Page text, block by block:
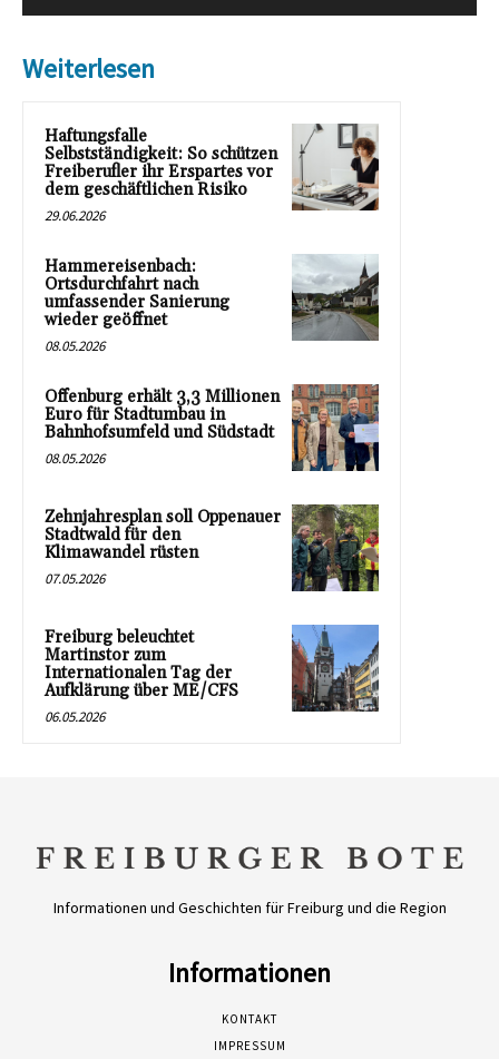
Weiterlesen
Haftungsfalle
Selbstständigkeit: So schützen
Freiberufler ihr Erspartes vor
dem geschäftlichen Risiko
29.06.2026
Hammereisenbach:
Ortsdurchfahrt nach
umfassender Sanierung
wieder geöffnet
08.05.2026
Offenburg erhält 3,3 Millionen
Euro für Stadtumbau in
Bahnhofsumfeld und Südstadt
08.05.2026
Zehnjahresplan soll Oppenauer
Stadtwald für den
Klimawandel rüsten
07.05.2026
Freiburg beleuchtet
Martinstor zum
Internationalen Tag der
Aufklärung über ME/CFS
06.05.2026
Informationen und Geschichten für Freiburg und die Region
Informationen
KONTAKT
IMPRESSUM